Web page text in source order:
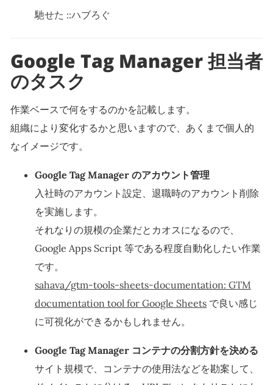
馳せた ::ハブろぐ
Google Tag Manager 担当者
のタスク
作業ベースで何をするのかを記載します。
組織により変化するかと思いますので、あくまで個人的
なイメージです。
Google Tag Manager のアカウント管理
入社時のアカウント設定、退職時のアカウント削除
を実施します。
それなりの規模の企業だとカオスになるので、
Google Apps Script 等である程度自動化したい作業
です。
sahava/gtm-tools-sheets-documentation: GTM
documentation tool for Google Sheets で良い感じ
に可視化ができるかもしれません。
Google Tag Manager コンテナの分割方針を決める
サイト規模で、コンテナの使用法などを勘案して、